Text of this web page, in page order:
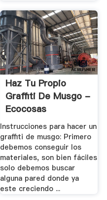
Haz Tu Propio
Graffiti De Musgo -
Ecocosas
Instrucciones para hacer un
graffiti de musgo: Primero
debemos conseguir los
materiales, son bien fáciles
solo debemos buscar
alguna pared donde ya
este creciendo ...